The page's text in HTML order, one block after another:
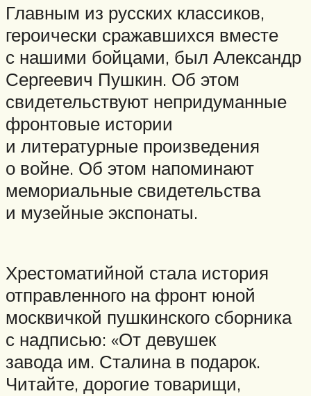
Главным из русских классиков,
героически сражавшихся вместе
с нашими бойцами, был Александр
Сергеевич Пушкин. Об этом
свидетельствуют непридуманные
фронтовые истории
и литературные произведения
о войне. Об этом напоминают
мемориальные свидетельства
и музейные экспонаты.
Хрестоматийной стала история
отправленного на фронт юной
москвичкой пушкинского сборника
с надписью: «От девушек
завода им. Сталина в подарок.
Читайте, дорогие товарищи,